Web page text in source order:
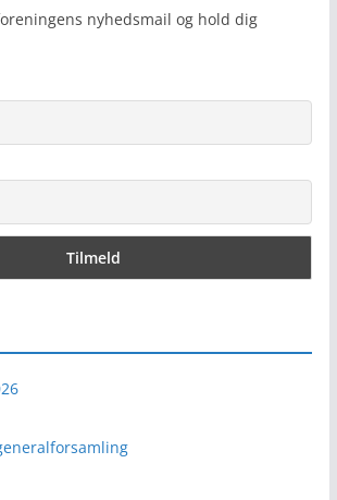
nyhedsmail og hold dig